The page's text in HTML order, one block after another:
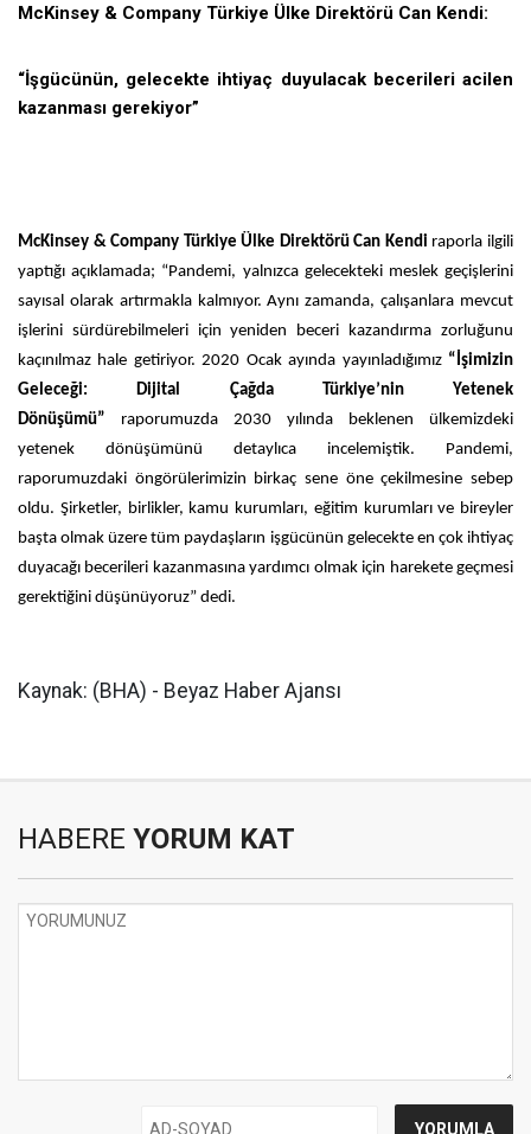
McKinsey & Company Türkiye Ülke Direktörü Can Kendi:
“İşgücünün, gelecekte ihtiyaç duyulacak becerileri acilen
kazanması gerekiyor”
McKinsey & Company Türkiye Ülke Direktörü Can Kendi raporla ilgili
yaptığı açıklamada; “Pandemi, yalnızca gelecekteki meslek geçişlerini
sayısal olarak artırmakla kalmıyor. Aynı zamanda, çalışanlara mevcut
işlerini sürdürebilmeleri için yeniden beceri kazandırma zorluğunu
kaçınılmaz hale getiriyor. 2020 Ocak ayında yayınladığımız “İşimizin
Geleceği: Dijital Çağda Türkiye’nin Yetenek
Dönüşümü” raporumuzda 2030 yılında beklenen ülkemizdeki
yetenek dönüşümünü detaylıca incelemiştik. Pandemi,
raporumuzdaki öngörülerimizin birkaç sene öne çekilmesine sebep
oldu. Şirketler, birlikler, kamu kurumları, eğitim kurumları ve bireyler
başta olmak üzere tüm paydaşların işgücünün gelecekte en çok ihtiyaç
duyacağı becerileri kazanmasına yardımcı olmak için harekete geçmesi
gerektiğini düşünüyoruz” dedi.
Kaynak: (BHA) - Beyaz Haber Ajansı
HABERE YORUM KAT